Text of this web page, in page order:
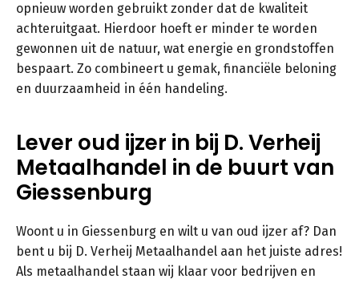
opnieuw worden gebruikt zonder dat de kwaliteit
achteruitgaat. Hierdoor hoeft er minder te worden
gewonnen uit de natuur, wat energie en grondstoffen
bespaart. Zo combineert u gemak, financiële beloning
en duurzaamheid in één handeling.
Lever oud ijzer in bij D. Verheij
Metaalhandel in de buurt van
Giessenburg
Woont u in Giessenburg en wilt u van oud ijzer af? Dan
bent u bij D. Verheij Metaalhandel aan het juiste adres!
Als metaalhandel staan wij klaar voor bedrijven en